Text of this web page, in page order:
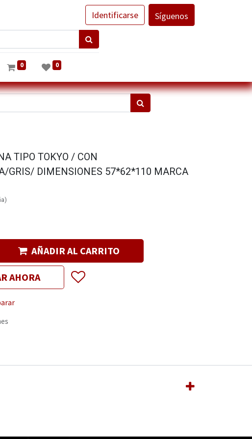
Identificarse Síguenos
0 0
TIPO TOKYO / CON
GRIS/ DIMENSIONES 57*62*110 MARCA
AÑADIR AL CARRITO
AHORA